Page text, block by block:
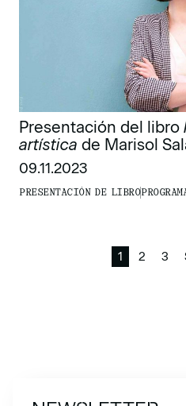
Presentación del libro
artística de Marisol
09.11.2023
PRESENTACIÓN DE LIBRO
1 2 3